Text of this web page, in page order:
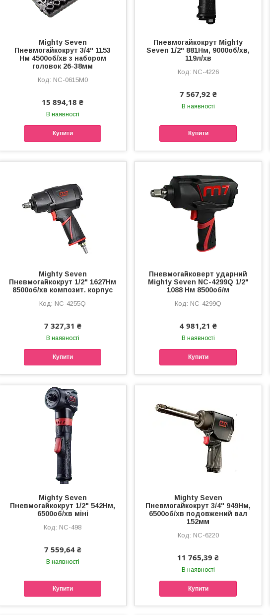
Mighty Seven
Пневмогайкокрут 3/4" 1153
Нм 4500об/хв з набором
головок 26-38мм
NC-0615M0
15 894,18 ₴
В наявності
Купити
Пневмогайкокрут Mighty
Seven 1/2" 881Нм, 9000об/хв,
119л/хв
NC-4226
7 567,92 ₴
В наявності
Купити
Mighty Seven
Пневмогайкокрут 1/2" 1627Нм
8500об/хв композит. корпус
NC-4255Q
7 327,31 ₴
В наявності
Купити
Пневмогайковерт ударний
Mighty Seven NC-4299Q 1/2"
1088 Нм 8500об/м
NC-4299Q
4 981,21 ₴
В наявності
Купити
Mighty Seven
Пневмогайкокрут 1/2" 542Нм,
6500об/хв міні
NC-498
7 559,64 ₴
В наявності
Купити
Mighty Seven
Пневмогайкокрут 3/4" 949Нм,
6500об/хв подовжений вал
152мм
NC-6220
11 765,39 ₴
В наявності
Купити